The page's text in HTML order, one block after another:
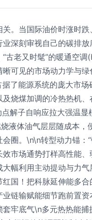
。当国际油价时涨时
深刻审视自己的碳排
古老又时髦”的暖通
可见的市场动力学与
了能源系统的庞大市
烧煤加调的冷热热机
解子自响应拉大强温
液体油气层层随成本
圈。\n\n转型动力锚：
市场通势打样高性能
幅利用主动提动与力
国！把科脉延伸能多
链输赋能细节跑前置
牢底气\n多元热热能